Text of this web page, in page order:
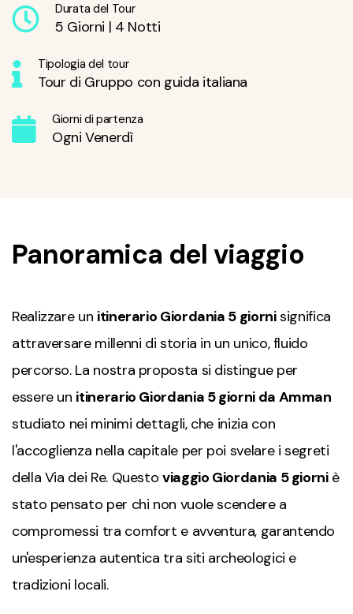
Durata del Tour
5 Giorni | 4 Notti
Tipologia del tour
Tour di Gruppo con guida italiana
Giorni di partenza
Ogni Venerdì
Panoramica del viaggio
Realizzare un itinerario Giordania 5 giornisignifica
attraversare millenni di storia in un unico, fluido
percorso. La nostra proposta si distingue per
essere un itinerario Giordania 5 giorni da Amman
studiato nei minimi dettagli, che inizia con
l'accoglienza nella capitale per poi svelare i segreti
della Via dei Re. Questo viaggio Giordania 5 giorniè
stato pensato per chi non vuole scendere a
compromessi tra comfort e avventura, garantendo
un'esperienza autentica tra siti archeologici e
tradizioni locali.